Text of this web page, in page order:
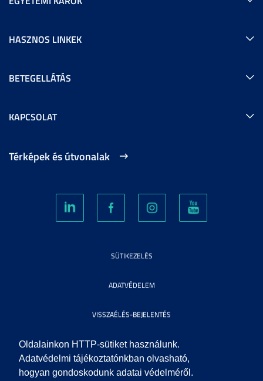
Oldalainkon HTTP-sütiket használunk.
Adatvédelmi tájékoztatónkban olvasható,
hogyan gondoskodunk adatai védelméről.
HASZNOS LINKEK
BETEGELLÁTÁS
KAPCSOLAT
Térképek és útvonalak
SÜTIKEZELÉS
ADATVÉDELEM
VISSZAÉLÉS-BEJELENTÉS
KÖZÉRDEKŰ ADATOK
IMPRESSZUM